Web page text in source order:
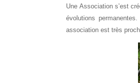
Une Association s’est
évolutions
association est très